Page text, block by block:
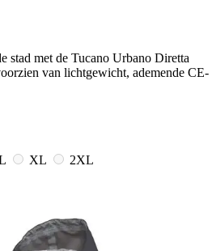
stad met de Tucano Urbano Diretta
van lichtgewicht, ademende CE-
XL
2XL